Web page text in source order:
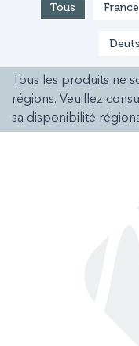
Tous France
Tous les produits ne
régions. Veuillez
sa disponibilité